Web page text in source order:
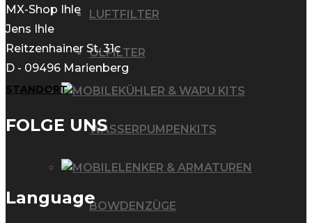
LUFTFILTER
ÖLFILTER
KÜHLER & WAPU KITS
WASSERPUMPENKITS
LENKER & ARMATUREN
BOWDENZÜGE
MX-Shop Ihle
Jens Ihle
Reitzenhainer St. 31c
D - 09496 Marienberg
STANDORT
FOLGE UNS
Language